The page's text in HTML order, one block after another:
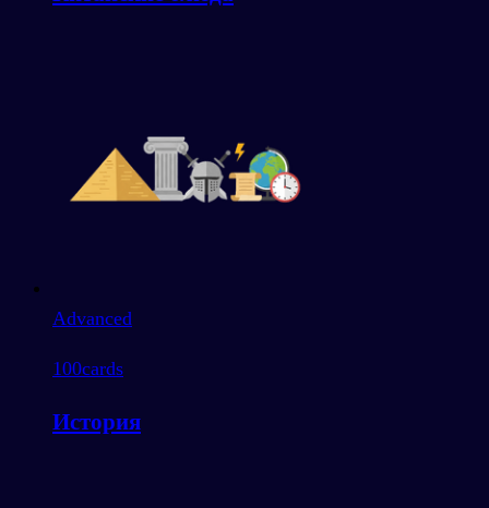
Advanced
100cards
История